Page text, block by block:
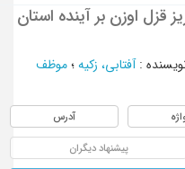
قزل اوزن بر آینده استان
: آفتابی، زکیه؛ موظف
آدرس
پیشنهاد دیگران